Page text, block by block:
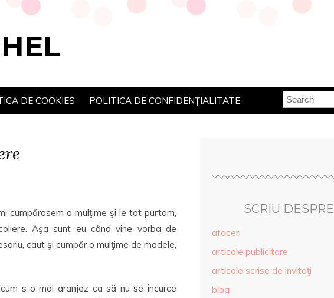
DE COOKIES POLITICA DE CONFIDENȚIALITATE
cumpărasem o mulţime şi le tot purtam,
Aşa sunt eu când vine vorba de
caut şi cumpăr o mulţime de modele,
s-o mai aranjez ca să nu se încurce
SCRIU DESPRE
afaceri
articole publicitare
articole scrise de invitaţi
blog